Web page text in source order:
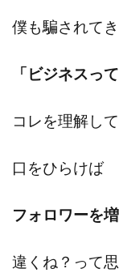
僕も騙されてき
「ビジネスっ
コレを理解して
口をひらけば
フォロワーを
違くね？って